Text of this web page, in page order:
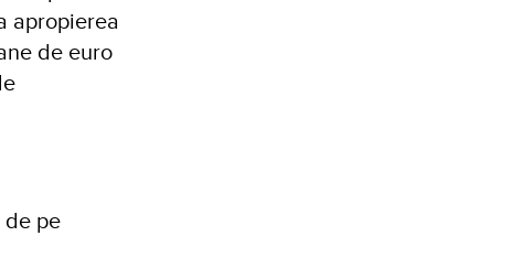
apropierea
de euro
pe